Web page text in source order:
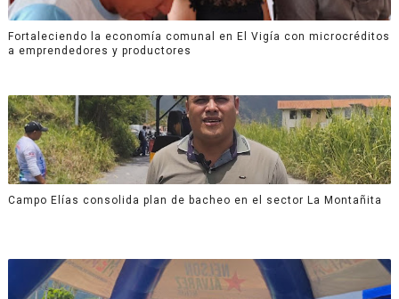
Fortaleciendo la economía comunal en El Vigía con microcréditos
a emprendedores y productores
Campo Elías consolida plan de bacheo en el sector La Montañita